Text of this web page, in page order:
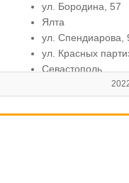
ул. Бородина, 57
Ялта
ул. Спендиарова,
ул. Красных
Севастополь
ул.